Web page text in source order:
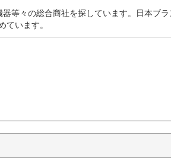
等々の総合商社を探しています。日本ブ
います。